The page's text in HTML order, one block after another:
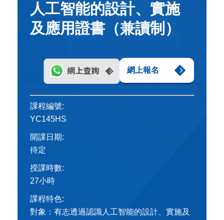
人工智能的設計、實施
及應用證書（兼讀制）
網上報名
課程編號:
YC145HS
開課日期:
待定
授課時數:
27小時
課程特色:
對象：有志透過認識人工智能的設計、實施及